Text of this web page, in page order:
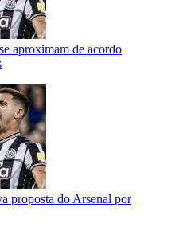
aproximam de acordo
proposta do Arsenal por